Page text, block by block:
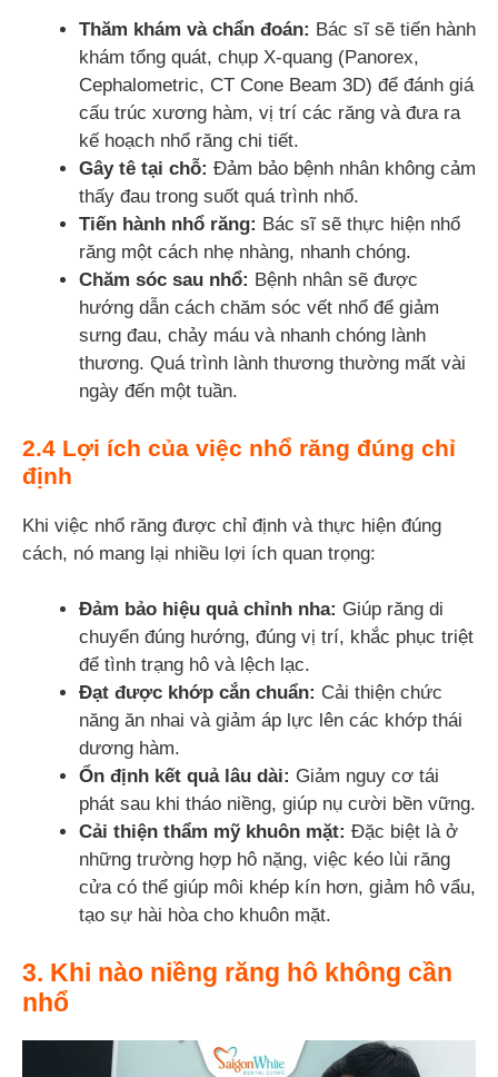
Thăm khám và chẩn đoán: Bác sĩ sẽ tiến hành
khám tổng quát, chụp X-quang (Panorex,
Cephalometric, CT Cone Beam 3D) để đánh giá
cấu trúc xương hàm, vị trí các răng và đưa ra
kế hoạch nhổ răng chi tiết.
Gây tê tại chỗ: Đảm bảo bệnh nhân không cảm
thấy đau trong suốt quá trình nhổ.
Tiến hành nhổ răng: Bác sĩ sẽ thực hiện nhổ
răng một cách nhẹ nhàng, nhanh chóng.
Chăm sóc sau nhổ: Bệnh nhân sẽ được
hướng dẫn cách chăm sóc vết nhổ để giảm
sưng đau, chảy máu và nhanh chóng lành
thương. Quá trình lành thương thường mất vài
ngày đến một tuần.
2.4 Lợi ích của việc nhổ răng đúng chỉ
định
Khi việc nhổ răng được chỉ định và thực hiện đúng
cách, nó mang lại nhiều lợi ích quan trọng:
Đảm bảo hiệu quả chỉnh nha: Giúp răng di
chuyển đúng hướng, đúng vị trí, khắc phục triệt
để tình trạng hô và lệch lạc.
Đạt được khớp cắn chuẩn: Cải thiện chức
năng ăn nhai và giảm áp lực lên các khớp thái
dương hàm.
Ổn định kết quả lâu dài: Giảm nguy cơ tái
phát sau khi tháo niềng, giúp nụ cười bền vững.
Cải thiện thẩm mỹ khuôn mặt: Đặc biệt là ở
những trường hợp hô nặng, việc kéo lùi răng
cửa có thể giúp môi khép kín hơn, giảm hô vẩu,
tạo sự hài hòa cho khuôn mặt.
3. Khi nào niềng răng hô không cần
nhổ